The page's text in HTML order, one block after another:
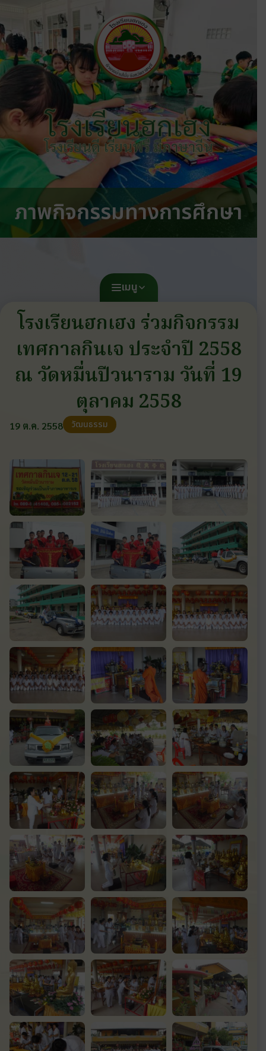
โรงเรียนฮกเฮง
โรงเรียนดี เรียนฟรี มีภาษาจีน
ภาพกิจกรรมทางการศึกษา
เมนู
โรงเรียนฮกเฮง ร่วมกิจกรรม
เทศกาลกินเจ ประจำปี 2558
ณ วัดหมื่นปีวนาราม วันที่ 19
ตุลาคม 2558
19 ต.ค. 2558 วัฒนธรรม